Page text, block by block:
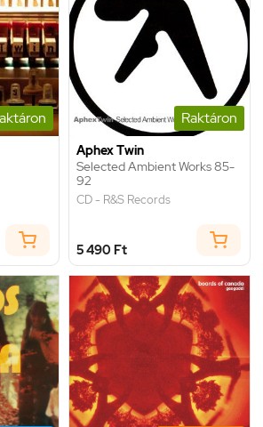
Raktáron
Aphex Twin
Selected Ambient Works 85-
92
CD - R&S Records
5 490 Ft